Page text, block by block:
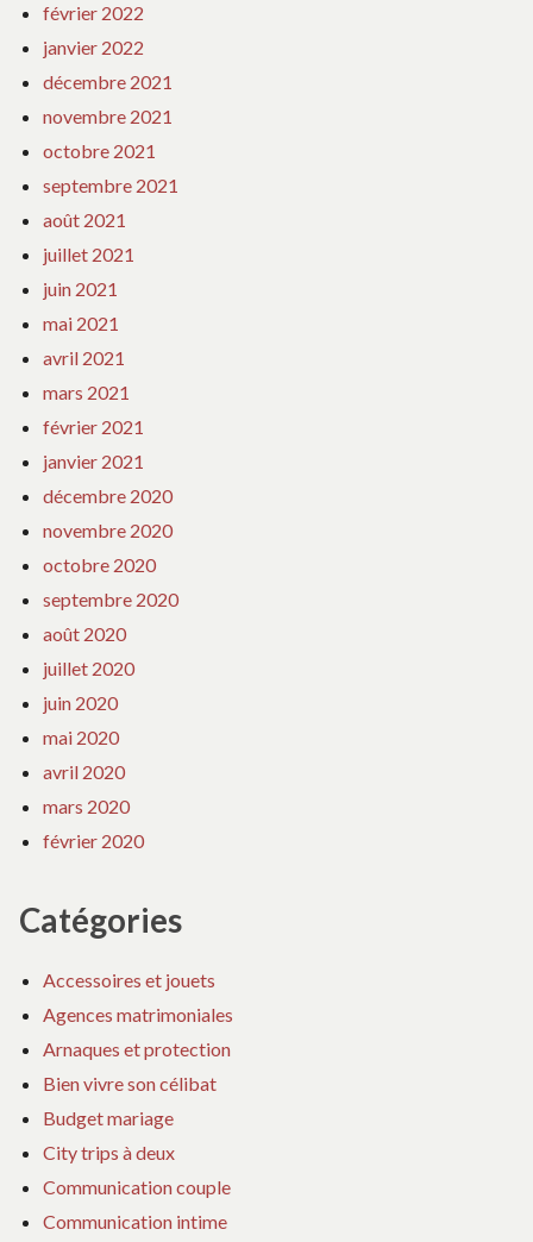
février 2022
janvier 2022
décembre 2021
novembre 2021
octobre 2021
septembre 2021
août 2021
juillet 2021
juin 2021
mai 2021
avril 2021
mars 2021
février 2021
janvier 2021
décembre 2020
novembre 2020
octobre 2020
septembre 2020
août 2020
juillet 2020
juin 2020
mai 2020
avril 2020
mars 2020
février 2020
Catégories
Accessoires et jouets
Agences matrimoniales
Arnaques et protection
Bien vivre son célibat
Budget mariage
City trips à deux
Communication couple
Communication intime